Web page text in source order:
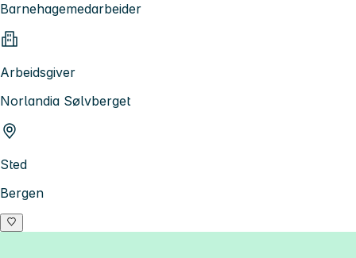
Barnehagemedarbeider
Arbeidsgiver
Norlandia Sølvberget
Sted
Bergen